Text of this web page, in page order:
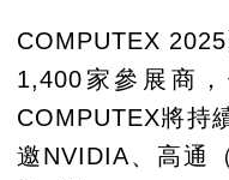
COMPUTEX
1,400家參展商
COMPUTEX將持
邀NVIDIA、高通